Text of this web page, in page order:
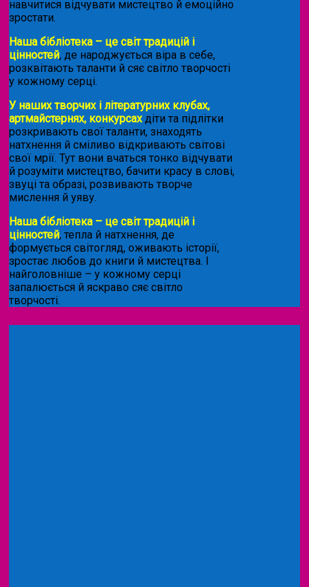
навчитися відчувати мистецтво й емоційно
зростати.
Наша бібліотека – це світ традицій і
цінностей, де народжується віра в себе,
розквітають таланти й сяє світло творчості
у кожному серці.
У наших творчих і літературних клубах,
артмайстернях, конкурсахдіти та підлітки
розкривають свої таланти, знаходять
натхнення й сміливо відкривають світові
свої мрії. Тут вони вчаться тонко відчувати
й розуміти мистецтво, бачити красу в слові,
звуці та образі, розвивають творче
мислення й уяву.
Наша бібліотека – це світ традицій і
цінностей, тепла й натхнення, де
формується світогляд, оживають історії,
зростає любов до книги й мистецтва. І
найголовніше – у кожному серці
запалюється й яскраво сяє світло
творчості.